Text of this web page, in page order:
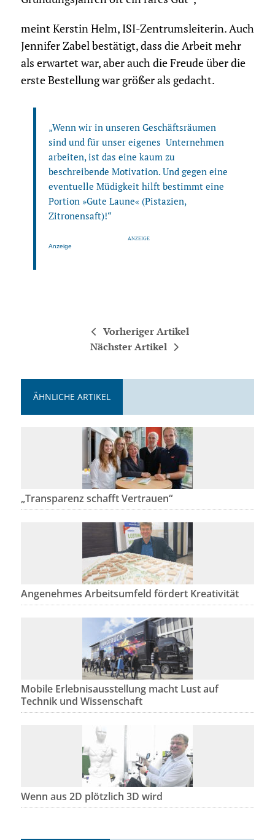
meint Kerstin Helm, ISI-Zentrumsleiterin. Auch
Jennifer Zabel bestätigt, dass die Arbeit mehr
als erwartet war, aber auch die Freude über die
erste Bestellung war größer als gedacht.
„Wenn wir in unseren Geschäftsräumen
sind und für unser eigenes Unternehmen
arbeiten, ist das eine kaum zu
beschreibende Motivation. Und gegen eine
eventuelle Müdigkeit hilft bestimmt eine
Portion »Gute Laune« (Pistazien,
Zitronensaft)!“
Anzeige
Vorheriger Artikel
Nächster Artikel
ÄHNLICHE ARTIKEL
„Transparenz schafft Vertrauen“
Angenehmes Arbeitsumfeld fördert Kreativität
Mobile Erlebnisausstellung macht Lust auf
Technik und Wissenschaft
Wenn aus 2D plötzlich 3D wird